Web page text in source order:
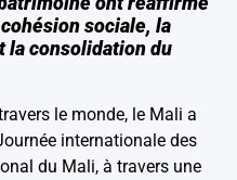
sociale, la
la consolidation du
le monde, le Mali a
internationale des
du Mali, à travers une